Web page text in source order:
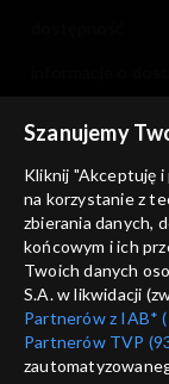
Szanujemy
Kliknij "Akceptuję i
na korzystanie z
zbierania danych,
końcowym i ich
Twoich danych
S.A. w likwidacji
Partnerów z IAB*
Partnerów TVP